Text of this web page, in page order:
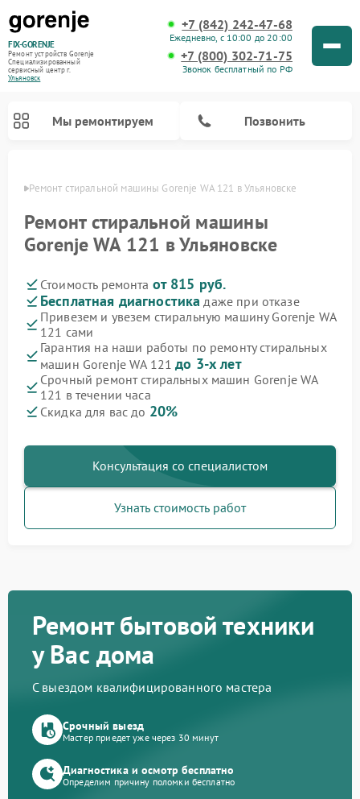
FIX-GORENJE
Ремонт устройств Gorenje
Специализированный
cервисный центр г.
Ульяновск
+7 (842) 242-47-68
Ежедневно, с 10:00 до 20:00
+7 (800) 302-71-75
Звонок бесплатный по РФ
Мы ремонтируем Позвонить
Ремонт стиральной машины Gorenje WA 121 в Ульяновске
Ремонт стиральной машины
Gorenje WA 121 в Ульяновске
Стоимость ремонта от 815 руб.
Бесплатная диагностика даже при отказе
Привезем и увезем стиральную машину Gorenje WA
121 сами
Гарантия на наши работы по ремонту стиральных
машин Gorenje WA 121до 3-х лет
Срочный ремонт стиральных машин Gorenje WA
121 в течении часа
Скидка для вас до 20%
Консультация со специалистом
Узнать стоимость работ
Ремонт бытовой техники
у Вас дома
С выездом квалифицированного мастера
Срочный выезд
Мастер приедет уже через 30 минут
Диагностика и осмотр бесплатно
Определим причину поломки бесплатно